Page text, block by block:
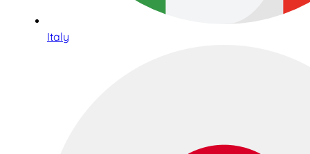
Italy